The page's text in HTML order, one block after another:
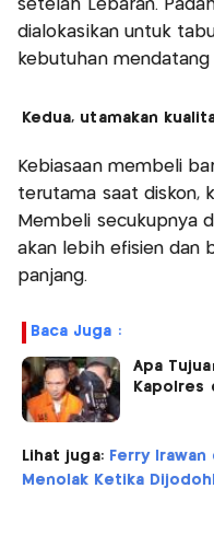
setelah Lebaran.
dialokasikan untuk
kebutuhan
Kedua, utamakan
Kebiasaan membeli
terutama saat diskon,
Membeli secukupnya
akan lebih efisien dan
panjang.
Baca Juga :
Apa
Kapolres
Lihat juga: Ferry
Menolak Ketika